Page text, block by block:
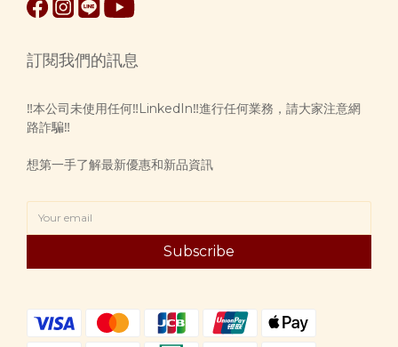
訂閱我們的訊息
‼️本公司未使用任何‼️LinkedIn‼️進行任何業務，請大家注意網
路詐騙‼️
想第一手了解最新優惠和新品資訊
Subscribe